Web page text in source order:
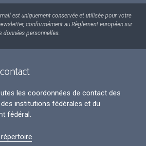
est uniquement conservée et utilisée pour votre
conformément au Règlement européen sur
données personnelles.
les coordonnées de contact des
institutions fédérales et du
fédéral.